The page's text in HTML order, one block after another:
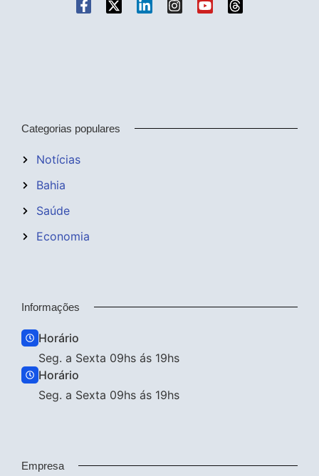
Categorias populares
Notícias
Bahia
Saúde
Economia
Informações
Horário
Seg. a Sexta 09hs ás 19hs
Horário
Seg. a Sexta 09hs ás 19hs
Empresa